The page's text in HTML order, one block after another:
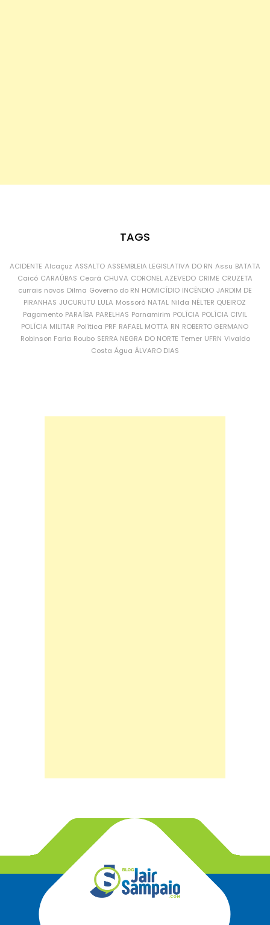
TAGS
ACIDENTE Alcaçuz ASSALTO ASSEMBLEIA LEGISLATIVA DO RN Assu BATATA
Caicó CARAÚBAS Ceará CHUVA CORONEL AZEVEDO CRIME CRUZETA
currais novos Dilma Governo do RN HOMICÍDIO INCÊNDIO JARDIM DE
PIRANHAS JUCURUTU LULA Mossoró NATAL Nilda NÉLTER QUEIROZ
Pagamento PARAÍBA PARELHAS Parnamirim POLÍCIA POLÍCIA CIVIL
POLÍCIA MILITAR Política PRF RAFAEL MOTTA RN ROBERTO GERMANO
Robinson Faria Roubo SERRA NEGRA DO NORTE Temer UFRN Vivaldo
Costa Água ÁLVARO DIAS